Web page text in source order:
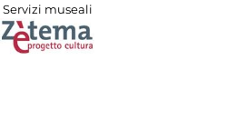
Servizi museali